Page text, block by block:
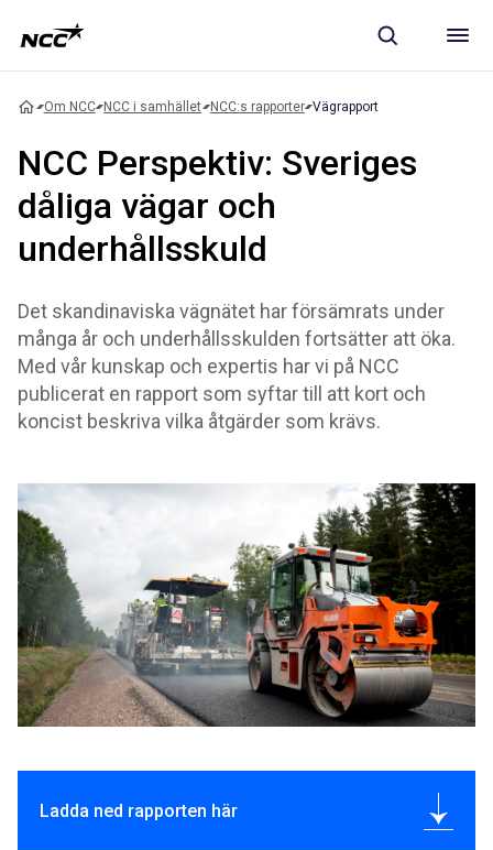
Om NCC NCC i samhället NCC:s rapporter Vägrapport
NCC Perspektiv: Sveriges
dåliga vägar och
underhållsskuld
Det skandinaviska vägnätet har försämrats under
många år och underhållsskulden fortsätter att öka.
Med vår kunskap och expertis har vi på NCC
publicerat en rapport som syftar till att kort och
koncist beskriva vilka åtgärder som krävs.
Ladda ned rapporten här